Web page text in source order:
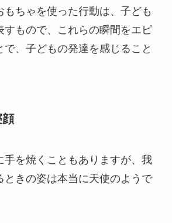
もちゃを使った行動は、子ども
すもので、これらの瞬間をエピ
で、子どもの発達を感じること
顔
手を焼くこともありますが、我
ときの姿は本当に天使のようで